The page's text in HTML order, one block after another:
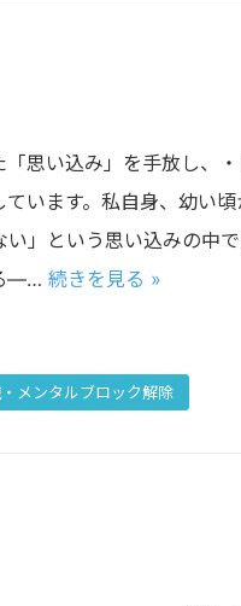
思い込み」を手放し、
います。私自身、幼い
」という思い込みの中
―… 続きを見る »
メンタルブロック解除